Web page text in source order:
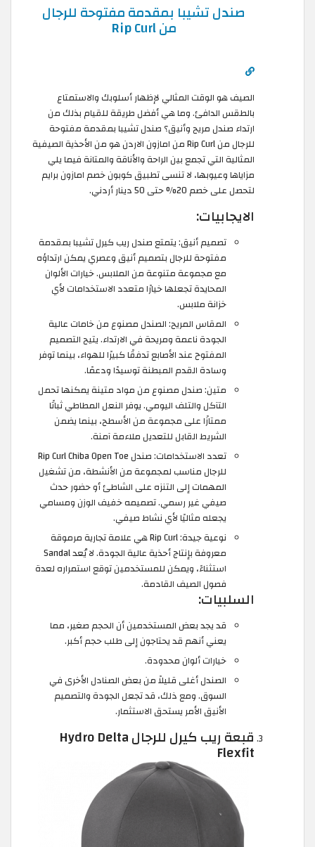
صندل تشيبا بمقدمة مفتوحة للرجال
من Rip Curl
الصيف هو الوقت المثالي لإظهار أسلوبك والاستمتاع
بالطقس الدافئ. وما هي أفضل طريقة للقيام بذلك من
ارتداء صندل مريح وأنيق؟ صندل تشيبا بمقدمة مفتوحة
للرجال من Rip Curl من امازون الاردن هو من الأحذية الصيفية
المثالية التي تجمع بين الراحة والأناقة والمتانة فيما يلي
مزاياها وعيوبها، لا تنسى تطبيق كوبون خصم امازون برايم
لتحصل على خصم 20% حتى 50 دينار أردني.
الايجابيات:
تصميم أنيق: يتمتع صندل ريب كيرل تشيبا بمقدمة
مفتوحة للرجال بتصميم أنيق وعصري يمكن ارتداؤه
مع مجموعة متنوعة من الملابس. خيارات الألوان
المحايدة تجعلها خيارًا متعدد الاستخدامات لأي
خزانة ملابس.
المقاس المريح: الصندل مصنوع من خامات عالية
الجودة ناعمة ومريحة في الارتداء. يتيح التصميم
المفتوح عند الأصابع تدفقًا كبيرًا للهواء، بينما توفر
وسادة القدم المبطنة توسيدًا ودعمًا.
متين: صندل مصنوع من مواد متينة يمكنها تحمل
التآكل والتلف اليومي. يوفر النعل المطاطي ثباتًا
ممتازًا على مجموعة من الأسطح، بينما يضمن
الشريط القابل للتعديل ملاءمة آمنة.
تعدد الاستخدامات: صندل Rip Curl Chiba Open Toe
للرجال مناسب لمجموعة من الأنشطة، من تشغيل
المهمات إلى التنزه على الشاطئ أو حضور حدث
صيفي غير رسمي. تصميمه خفيف الوزن ومسامي
يجعله مثاليًا لأي نشاط صيفي.
نوعية جيدة: Rip Curl هي علامة تجارية مرموقة
معروفة بإنتاج أحذية عالية الجودة. لا يُعد Sandal
استثناءً، ويمكن للمستخدمين توقع استمراره لعدة
فصول الصيف القادمة.
السلبيات:
قد يجد بعض المستخدمين أن الحجم صغير، مما
يعني أنهم قد يحتاجون إلى طلب حجم أكبر.
خيارات ألوان محدودة.
الصندل أغلى قليلاً من بعض الصنادل الأخرى في
السوق. ومع ذلك، قد تجعل الجودة والتصميم
الأنيق الأمر يستحق الاستثمار.
قبعة ريب كيرل للرجال Hydro Delta
Flexfit